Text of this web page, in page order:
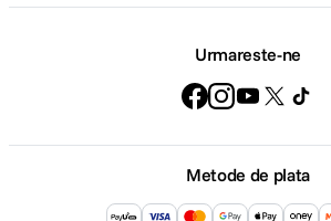
Urmareste-ne
Metode de plata